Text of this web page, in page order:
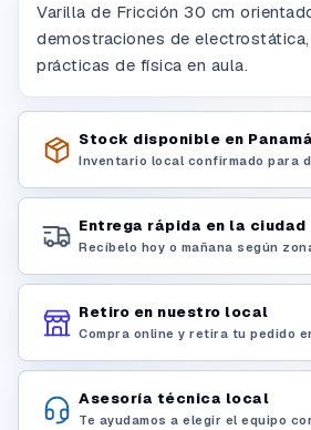
Varilla de Fricción 30 cm
demostraciones de
prácticas de física en aula.
Stock disponible en Panamá
Inventario local confirmado para
Entrega rápida en la ciudad
Recíbelo hoy o mañana según
Retiro en nuestro local
Compra online y retira tu pedido
Asesoría técnica local
Te ayudamos a elegir el equipo